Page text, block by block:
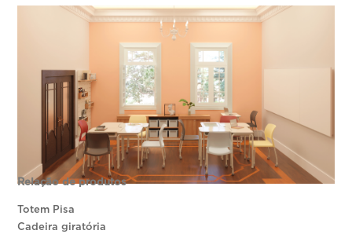
Relação de produtos
Totem Pisa
Cadeira giratória